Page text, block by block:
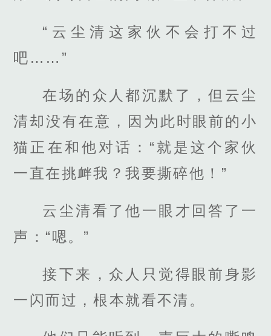
“云尘清这家伙不会打不过
吧……”
在场的众人都沉默了，但云尘
清却没有在意，因为此时眼前的小
猫正在和他对话：“就是这个家伙
一直在挑衅我？我要撕碎他！”
云尘清看了他一眼才回答了一
声：“嗯。”
接下来，众人只觉得眼前身影
一闪而过，根本就看不清。